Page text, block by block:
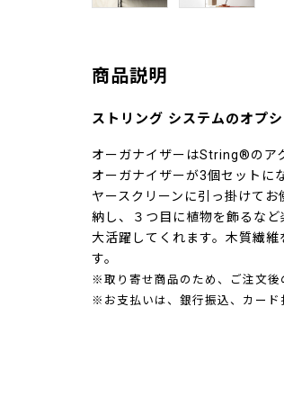
商品説明
ストリング システムのオプシ
オーガナイザーはString®のア
オーガナイザーが3個セットに
ヤースクリーンに引っ掛けて
納し、３つ目に植物を飾るな
大活躍してくれます。木質繊
す。
※取り寄せ商品のため、ご注文後
※お支払いは、銀行振込、カード